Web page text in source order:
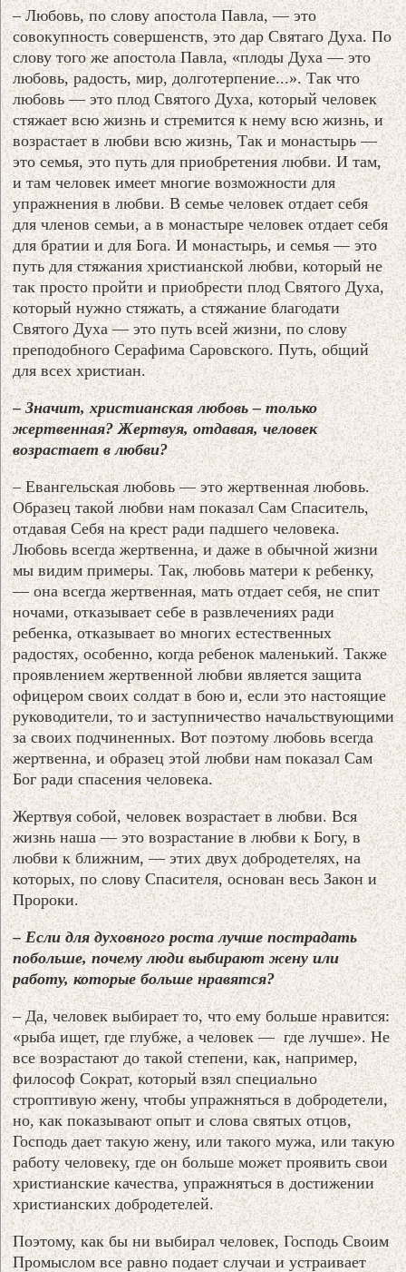
– Любовь, по слову апостола Павла, — это
совокупность совершенств, это дар Святаго Духа. По
слову того же апостола Павла, «плоды Духа — это
любовь, радость, мир, долготерпение...». Так что
любовь — это плод Святого Духа, который человек
стяжает всю жизнь и стремится к нему всю жизнь, и
возрастает в любви всю жизнь, Так и монастырь —
это семья, это путь для приобретения любви. И там,
и там человек имеет многие возможности для
упражнения в любви. В семье человек отдает себя
для членов семьи, а в монастыре человек отдает себя
для братии и для Бога. И монастырь, и семья — это
путь для стяжания христианской любви, который не
так просто пройти и приобрести плод Святого Духа,
который нужно стяжать, а стяжание благодати
Святого Духа — это путь всей жизни, по слову
преподобного Серафима Саровского. Путь, общий
для всех христиан.
– Значит, христианская любовь – только
жертвенная? Жертвуя, отдавая, человек
возрастает в любви?
– Евангельская любовь — это жертвенная любовь.
Образец такой любви нам показал Сам Спаситель,
отдавая Себя на крест ради падшего человека.
Любовь всегда жертвенна, и даже в обычной жизни
мы видим примеры. Так, любовь матери к ребенку,
— она всегда жертвенная, мать отдает себя, не спит
ночами, отказывает себе в развлечениях ради
ребенка, отказывает во многих естественных
радостях, особенно, когда ребенок маленький. Также
проявлением жертвенной любви является защита
офицером своих солдат в бою и, если это настоящие
руководители, то и заступничество начальствующими
за своих подчиненных. Вот поэтому любовь всегда
жертвенна, и образец этой любви нам показал Сам
Бог ради спасения человека.
Жертвуя собой, человек возрастает в любви. Вся
жизнь наша — это возрастание в любви к Богу, в
любви к ближним, — этих двух добродетелях, на
которых, по слову Спасителя, основан весь Закон и
Пророки.
– Если для духовного роста лучше пострадать
побольше, почему люди выбирают жену или
работу, которые больше нравятся?
– Да, человек выбирает то, что ему больше нравится:
«рыба ищет, где глубже, а человек — где лучше». Не
все возрастают до такой степени, как, например,
философ Сократ, который взял специально
строптивую жену, чтобы упражняться в добродетели,
но, как показывают опыт и слова святых отцов,
Господь дает такую жену, или такого мужа, или такую
работу человеку, где он больше может проявить свои
христианские качества, упражняться в достижении
христианских добродетелей.
Поэтому, как бы ни выбирал человек, Господь Своим
Промыслом все равно подает случаи и устраивает